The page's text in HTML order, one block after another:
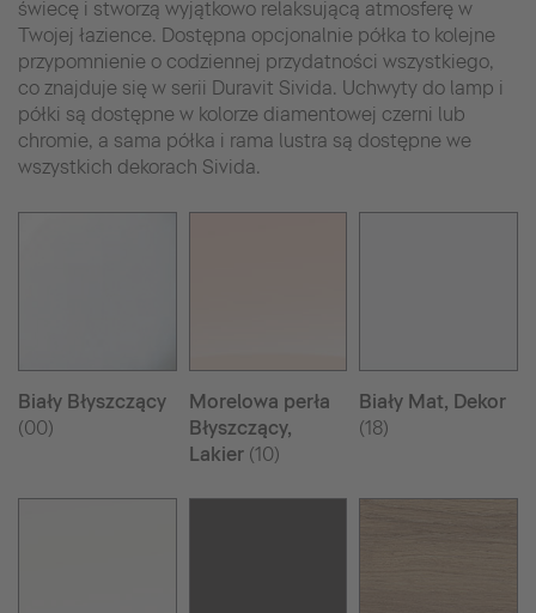
świecę i stworzą wyjątkowo relaksującą atmosferę w
Twojej łazience. Dostępna opcjonalnie półka to kolejne
przypomnienie o codziennej przydatności wszystkiego,
co znajduje się w serii Duravit Sivida. Uchwyty do lamp i
półki są dostępne w kolorze diamentowej czerni lub
chromie, a sama półka i rama lustra są dostępne we
wszystkich dekorach Sivida.
Biały Błyszczący
(00)
Morelowa perła
Błyszczący,
Lakier(10)
Biały Mat, Dekor
(18)